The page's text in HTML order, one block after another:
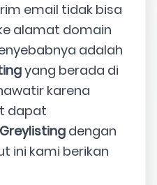
email tidak bisa
alamat domain
adalah
yang berada di
karena
dapat
Greylisting dengan
ini kami berikan